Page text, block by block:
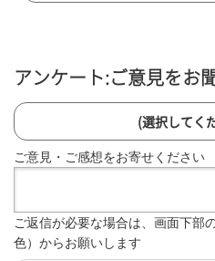
アンケート:ご意見をお
(選択してく
ご意見・ご感想をお寄せください
ご返信が必要な場合は、画面下部
色）からお願いします